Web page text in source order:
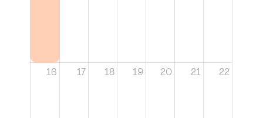
16 17 18 19 20 21 22